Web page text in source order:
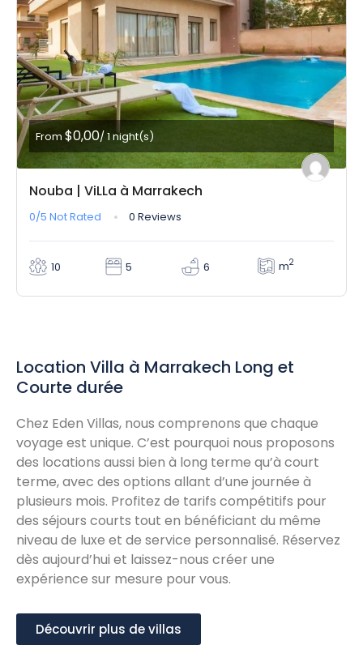
From $0,00/ 1 night(s)
Nouba | ViLLa à Marrakech
0/5 Not Rated 0 Reviews
10 5 6 m2
Location Villa à Marrakech Long et
Courte durée
Chez Eden Villas, nous comprenons que chaque
voyage est unique. C’est pourquoi nous proposons
des locations aussi bien à long terme qu’à court
terme, avec des options allant d’une journée à
plusieurs mois. Profitez de tarifs compétitifs pour
des séjours courts tout en bénéficiant du même
niveau de luxe et de service personnalisé. Réservez
dès aujourd’hui et laissez-nous créer une
expérience sur mesure pour vous.
Découvrir plus de villas